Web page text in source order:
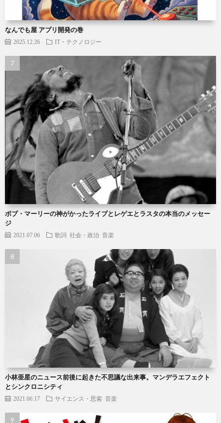
なんでも屋 アプリ開発の巻
2025.12.26 IT・テクノロジー
ボブ・マーリーの神がかったライブとレゲエとラスタの本当のメッセー
ジ
2021.07.06 歌詞 社会・政治 音楽
小林亜星のニュース前後に起きた不思議な出来事。マンデラエフェクト
とシンクロニシティ
2021.06.17 サイエンス・思索 音楽